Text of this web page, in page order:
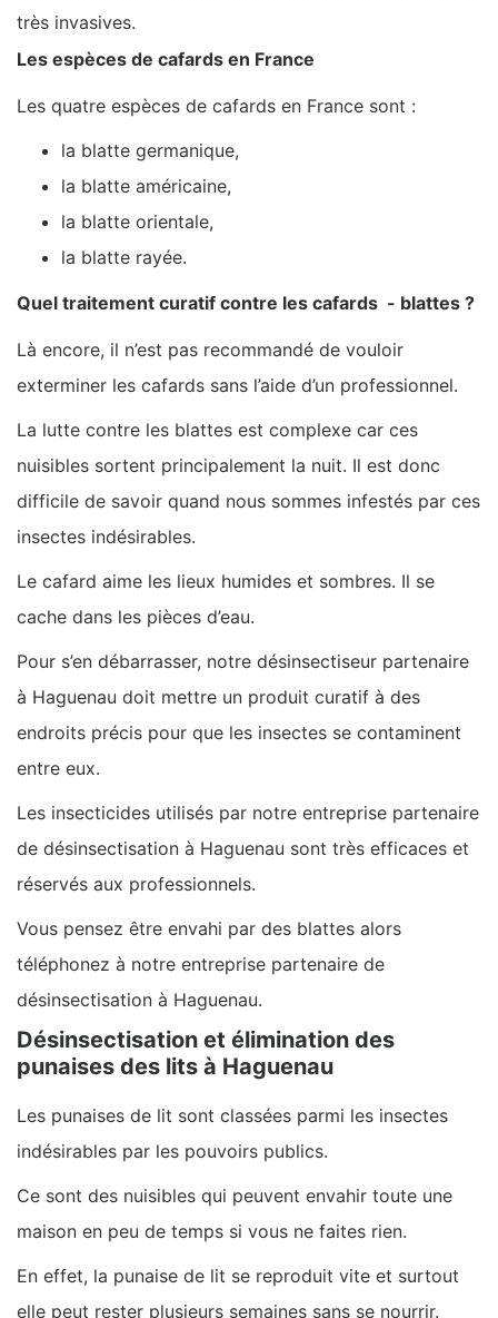
très invasives.
Les espèces de cafards en France
Les quatre espèces de cafards en France sont :
la blatte germanique,
la blatte américaine,
la blatte orientale,
la blatte rayée.
Quel traitement curatif contre les cafards - blattes ?
Là encore, il n’est pas recommandé de vouloir
exterminer les cafards sans l’aide d’un professionnel.
La lutte contre les blattes est complexe car ces
nuisibles sortent principalement la nuit. Il est donc
difficile de savoir quand nous sommes infestés par ces
insectes indésirables.
Le cafard aime les lieux humides et sombres. Il se
cache dans les pièces d’eau.
Pour s’en débarrasser, notre désinsectiseur partenaire
à Haguenau doit mettre un produit curatif à des
endroits précis pour que les insectes se contaminent
entre eux.
Les insecticides utilisés par notre entreprise partenaire
de désinsectisation à Haguenau sont très efficaces et
réservés aux professionnels.
Vous pensez être envahi par des blattes alors
téléphonez à notre entreprise partenaire de
désinsectisation à Haguenau.
Désinsectisation et élimination des
punaises des lits à Haguenau
Les punaises de lit sont classées parmi les insectes
indésirables par les pouvoirs publics.
Ce sont des nuisibles qui peuvent envahir toute une
maison en peu de temps si vous ne faites rien.
En effet, la punaise de lit se reproduit vite et surtout
elle peut rester plusieurs semaines sans se nourrir.